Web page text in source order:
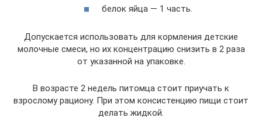
белок яйца — 1 часть.
Допускается использовать для кормления детские
молочные смеси, но их концентрацию снизить в 2 раза
от указанной на упаковке.
В возрасте 2 недель питомца стоит приучать к
взрослому рациону. При этом консистенцию пищи стоит
делать жидкой.